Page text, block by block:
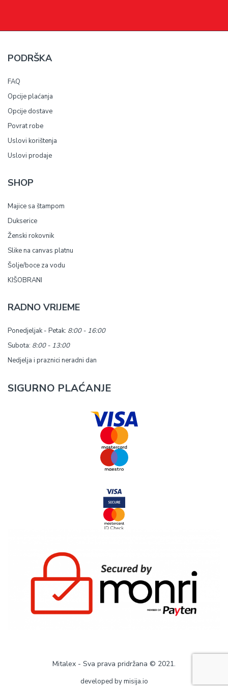
PODRŠKA
FAQ
Opcije plaćanja
Opcije dostave
Povrat robe
Uslovi korištenja
Uslovi prodaje
SHOP
Majice sa štampom
Dukserice
Ženski rokovnik
Slike na canvas platnu
Šolje/boce za vodu
KIŠOBRANI
RADNO VRIJEME
Ponedjeljak - Petak: 8:00 - 16:00
Subota: 8:00 - 13:00
Nedjelja i praznici neradni dan
SIGURNO PLAĆANJE
Mitalex - Sva prava pridržana © 2021.
developed bymisija.io